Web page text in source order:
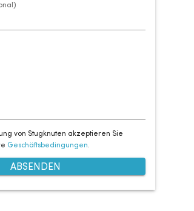
von Stugknuten akzeptieren Sie
Geschäftsbedingungen.
ABSENDEN